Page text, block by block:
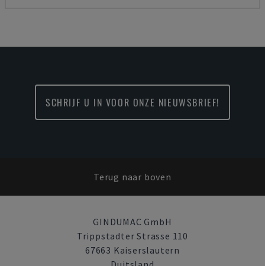
SCHRIJF U IN VOOR ONZE NIEUWSBRIEF!
Terug naar boven
GINDUMAC GmbH
Trippstadter Strasse 110
67663 Kaiserslautern